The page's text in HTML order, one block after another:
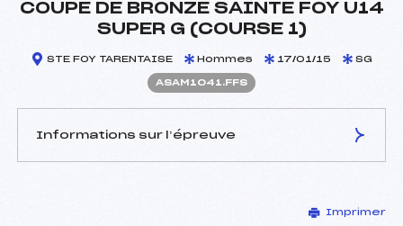
COUPE DE BRONZE SAINTE FOY U14
SUPER G (COURSE 1)
STE FOY TARENTAISE Hommes 17/01/15 SG
ASAM1041.FFS
Informations sur l’épreuve
KRISCHER ANDRE (SA)
Imprimer